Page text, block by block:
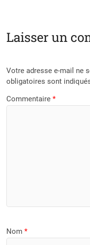
Laisser un
Votre adresse e-mail ne
obligatoires sont
Commentaire*
Nom*